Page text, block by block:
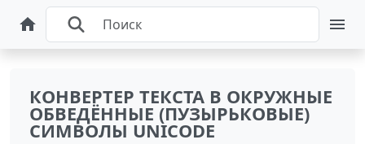
КОНВЕРТЕР ТЕКСТА В ОКРУЖНЫЕ
ОБВЕДЁННЫЕ (ПУЗЫРЬКОВЫЕ)
СИМВОЛЫ UNICODE